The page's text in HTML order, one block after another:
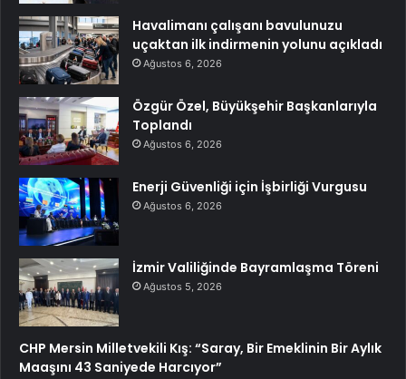
Havalimanı çalışanı bavulunuzu
uçaktan ilk indirmenin yolunu açıkladı
Ağustos 6, 2026
Özgür Özel, Büyükşehir Başkanlarıyla
Toplandı
Ağustos 6, 2026
Enerji Güvenliği için İşbirliği Vurgusu
Ağustos 6, 2026
İzmir Valiliğinde Bayramlaşma Töreni
Ağustos 5, 2026
CHP Mersin Milletvekili Kış: “Saray, Bir Emeklinin Bir Aylık
Maaşını 43 Saniyede Harcıyor”